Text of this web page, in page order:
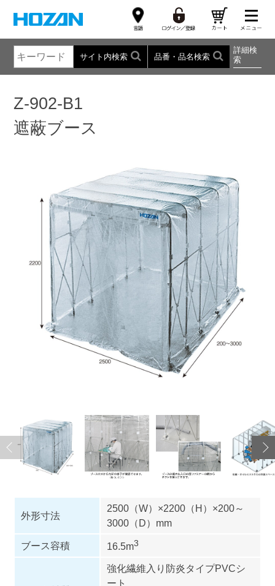
サイト内検索 品番・品名検索
詳細検
索
Z-902-B1
遮蔽ブース
外形寸法
2500（W）×2200（H）×200～
3000（D）mm
ブース容積 16.5m3
強化繊維入り防炎タイプPVCシ
ート